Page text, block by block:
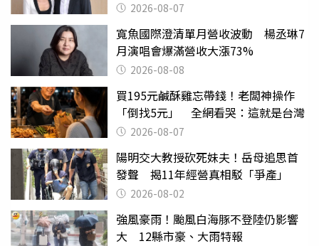
2026-08-07
寬魚國際澄清單月營收波動 楊丞琳7
月演唱會爆滿營收大漲73%
2026-08-08
買195元鹹酥雞忘帶錢！老闆神操作
「倒找5元」 全網看哭：這就是台灣
2026-08-07
陽明交大教授砍死妹夫！岳母追思首
發聲 揭11年經營真相駁「爭產」
2026-08-02
強風豪雨！颱風白海豚不登陸仍影響
大 12縣市豪、大雨特報